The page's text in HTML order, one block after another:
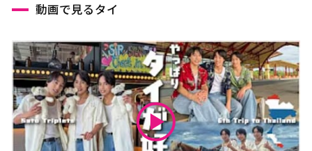
動画で見るタイ